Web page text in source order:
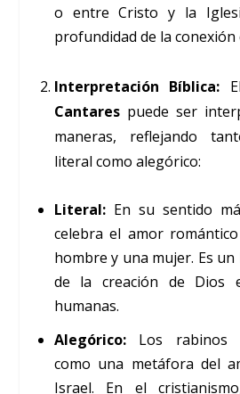
o entre Cristo y la
profundidad de la
Interpretación Bíblica:
Cantarespuede ser
maneras, reflejando
literal como alegórico:
Literal:En su sentido
celebra el amor
hombre y una mujer. Es
de la creación de Dios
humanas.
Alegórico:Los rabinos
como una metáfora del
Israel. En el